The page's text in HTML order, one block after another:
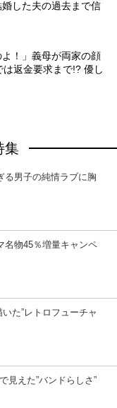
した夫の過去まで信
よ！」義母が両家の顔
返金要求まで!? 優し
集
る男子の純情ラブに胸
名物45％増量キャンペ
た”レトロフューチャ
見えた”バンドらしさ”